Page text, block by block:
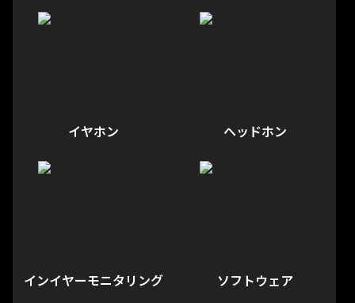
イヤホン ヘッドホン
インイヤーモニタリング ソフトウェア